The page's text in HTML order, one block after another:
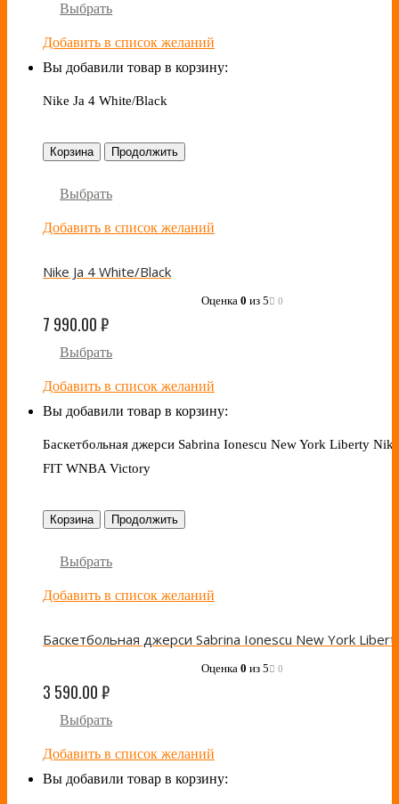
Выбрать
Добавить в список желаний
Вы добавили товар в корзину:
Nike Ja 4 White/Black
Корзина Продолжить
Выбрать
Добавить в список желаний
Nike Ja 4 White/Black
Оценка 0 из 5 0
7 990.00₽
Выбрать
Добавить в список желаний
Вы добавили товар в корзину:
Баскетбольная джерси Sabrina Ionescu New York Liberty
FIT WNBA Victory
Корзина Продолжить
Выбрать
Добавить в список желаний
Оценка 0 из 5 0
3 590.00₽
Выбрать
Добавить в список желаний
Вы добавили товар в корзину: